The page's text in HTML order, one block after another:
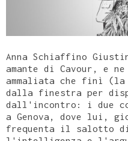
Anna Schiaffino
amante di Cavour, e
ammaliata che finì
dalla finestra per
dall'incontro: i due
a Genova, dove lui,
frequenta il salotto